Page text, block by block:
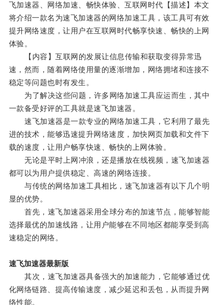
飞加速器、网络加速、畅快体验、互联网时代【描述】本文
将介绍一款名为速飞加速器的网络加速工具，该工具可有效
提升网络速度，让用户在互联网时代畅享快速、畅快的上网
体验。
【内容】互联网的发展让信息传输和获取变得异常迅
速，然而，随着网络使用量的逐渐增加，网络拥堵和连接不
稳定等问题也时有发生。
为了解决这些问题，许多网络加速工具应运而生，其中
一款备受好评的工具就是速飞加速器。
速飞加速器是一款专业的网络加速工具，它利用了最先
进的技术，能够迅速提升网络速度，加快网页加载和文件下
载的速度，让用户畅享快速、畅快的上网体验。
无论是平时上网冲浪，还是播放在线视频，速飞加速器
都可以为用户提供稳定、高速的网络连接。
与传统的网络加速工具相比，速飞加速器有以下几个明
显的优势。
首先，速飞加速器采用全球分布的加速节点，能够智能
选择最优的加速线路，让用户能够在不同地区都能享受到高
速稳定的网络。
速飞加速器最新版
其次，速飞加速器具备强大的加速能力，它能够通过优
化网络链路、提高传输速度，减少延迟和丢包，从而提升网
络性能。